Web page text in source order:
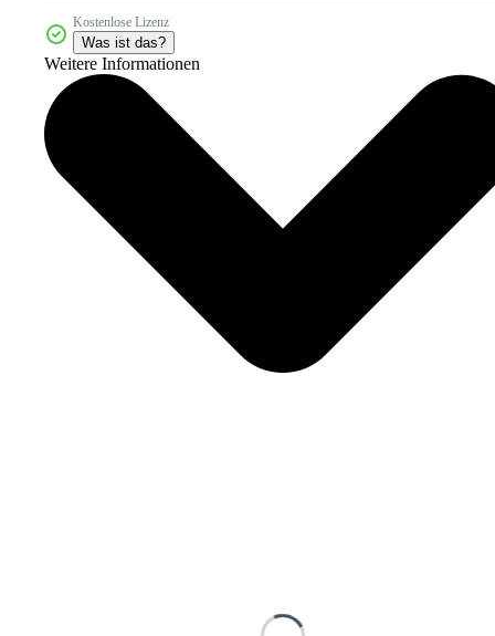
Kostenlose Lizenz
Was ist das?
Weitere Informationen